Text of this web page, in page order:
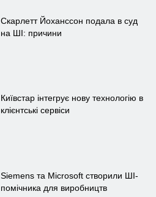
Скарлетт Йоханссон подала в суд
на ШІ: причини
Київстар інтегрує нову технологію в
клієнтські сервіси
Siemens та Microsoft створили ШІ-
помічника для виробництв